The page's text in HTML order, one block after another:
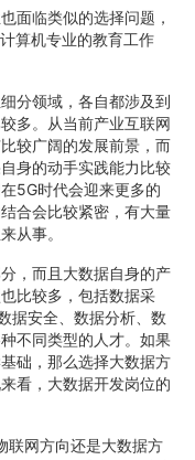
面临类似的选择问题，
算机专业的教育工作
分领域，各自都涉及到
多。从当前产业互联网
较广阔的发展前景，而
身的动手实践能力比较
5G时代会迎来更多的
合会比较紧密，有大量
从事。
，而且大数据自身的产
比较多，包括数据采
据安全、数据分析、数
不同类型的人才。如果
础，那么选择大数据方
看，大数据开发岗位的
联网方向还是大数据方